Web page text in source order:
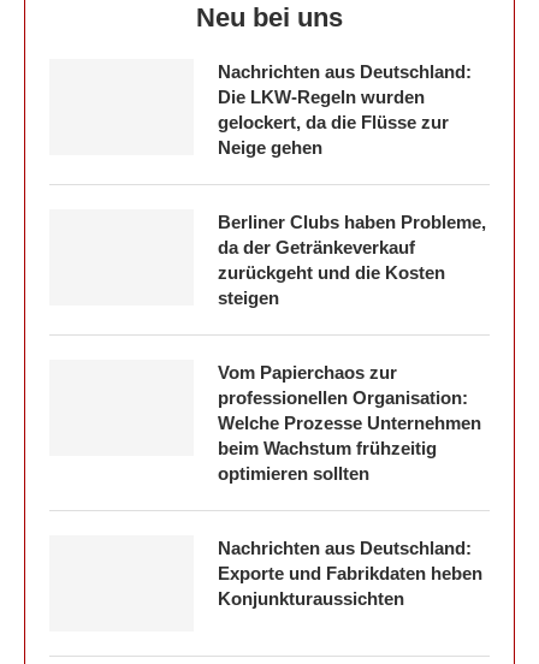
Neu bei uns
Nachrichten aus Deutschland:
Die LKW-Regeln wurden
gelockert, da die Flüsse zur
Neige gehen
Berliner Clubs haben Probleme,
da der Getränkeverkauf
zurückgeht und die Kosten
steigen
Vom Papierchaos zur
professionellen Organisation:
Welche Prozesse Unternehmen
beim Wachstum frühzeitig
optimieren sollten
Nachrichten aus Deutschland:
Exporte und Fabrikdaten heben
Konjunkturaussichten